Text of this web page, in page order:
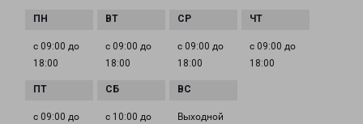
с 09:00 до
18:00
с 09:00 до
18:00
с 09:00 до
18:00
с 09:00 до
18:00
с 09:00 до
с 10:00 до
Выходной